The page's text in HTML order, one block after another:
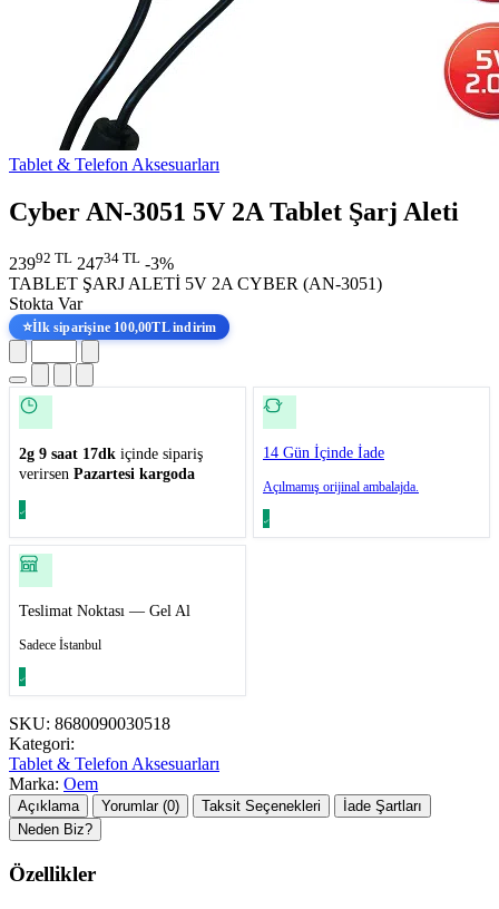
Tablet & Telefon Aksesuarları
Cyber AN-3051 5V 2A Tablet Şarj Aleti
23992 TL 24734 TL -3%
TABLET ŞARJ ALETİ 5V 2A CYBER (AN-3051)
Stokta Var
⭐İlk siparişine 100,00TL indirim
2g 9 saat 17dk içinde sipariş
verirsen Pazartesi kargoda
14 Gün İçinde İade
Açılmamış orijinal ambalajda.
Teslimat Noktası — Gel Al
Sadece İstanbul
SKU: 8680090030518
Kategori:
Tablet & Telefon Aksesuarları
Marka: Oem
Açıklama Yorumlar (0) Taksit Seçenekleri
İade Şartları
Neden Biz?
Özellikler